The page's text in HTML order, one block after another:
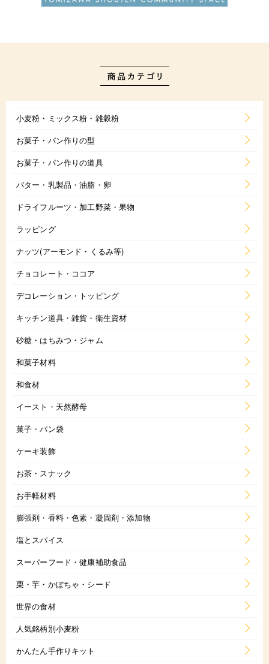
小麦粉・ミックス粉・雑穀粉
お菓子・パン作りの型
お菓子・パン作りの道具
バター・乳製品・油脂・卵
ドライフルーツ・加工野菜・果物
ラッピング
ナッツ(アーモンド・くるみ等)
チョコレート・ココア
デコレーション・トッピング
キッチン道具・雑貨・衛生資材
砂糖・はちみつ・ジャム
和菓子材料
和食材
イースト・天然酵母
菓子・パン袋
ケーキ装飾
お茶・スナック
お手軽材料
膨張剤・香料・色素・凝固剤・添加物
塩とスパイス
スーパーフード・健康補助食品
栗・芋・かぼちゃ・シード
世界の食材
人気銘柄別小麦粉
かんたん手作りキット